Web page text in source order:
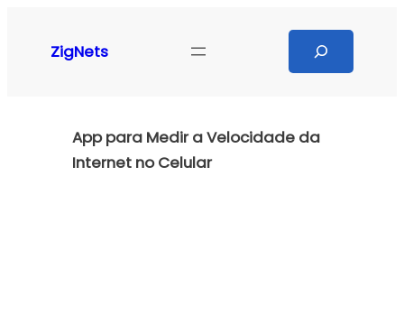
ZigNets
App para Medir a Velocidade da
Internet no Celular